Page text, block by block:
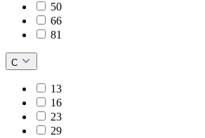
50
66
81
C
13
16
23
29